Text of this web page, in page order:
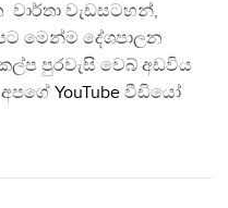
වැඩසටහන්,
මෙන්ම දේශපාලන
පුරවැසි වෙබ් අඩවිය
YouTube වීඩියෝ